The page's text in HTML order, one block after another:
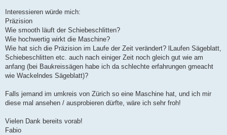
Interessieren würde mich:
Präzision
Wie smooth läuft der Schiebeschlitten?
Wie hochwertig wirkt die Maschine?
Wie hat sich die Präzision im Laufe der Zeit verändert? lLaufen Sägeblatt,
Schiebeschlitten etc. auch nach einiger Zeit noch gleich gut wie am
anfang (bei Baukreissägen habe ich da schlechte erfahrungen gmeacht
wie Wackelndes Sägeblatt)?
Falls jemand im umkreis von Zürich so eine Maschine hat, und ich mir
diese mal ansehen / ausprobieren dürfte, wäre ich sehr froh!
Vielen Dank bereits vorab!
Fabio